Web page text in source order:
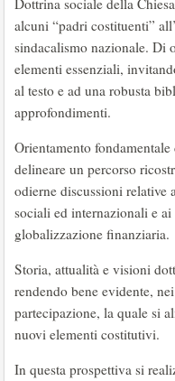
Dottrina sociale della
alcuni “padri costituenti”
sindacalismo nazionale. Di
elementi essenziali,
al testo e ad una robusta
approfondimenti.
Orientamento
delineare un percorso
odierne discussioni relative
sociali ed internazionali e
globalizzazione finanziaria.
Storia, attualità e visioni
rendendo bene evidente,
partecipazione, la quale si
nuovi elementi costitutivi.
In questa prospettiva si